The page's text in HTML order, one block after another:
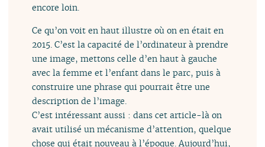
encore loin.
Ce qu’on voit en haut illustre où on en était en
2015. C’est la capacité de l’ordinateur à prendre
une image, mettons celle d’en haut à gauche
avec la femme et l’enfant dans le parc, puis à
construire une phrase qui pourrait être une
description de l’image.
C’est intéressant aussi : dans cet article-là on
avait utilisé un mécanisme d’attention, quelque
chose qui était nouveau à l’époque. Aujourd’hui,